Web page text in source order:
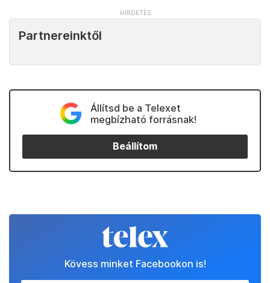
Partnereinktől
Állítsd be a Telexet
megbízható forrásnak!
Beállítom
Kövess minket Facebookon is!